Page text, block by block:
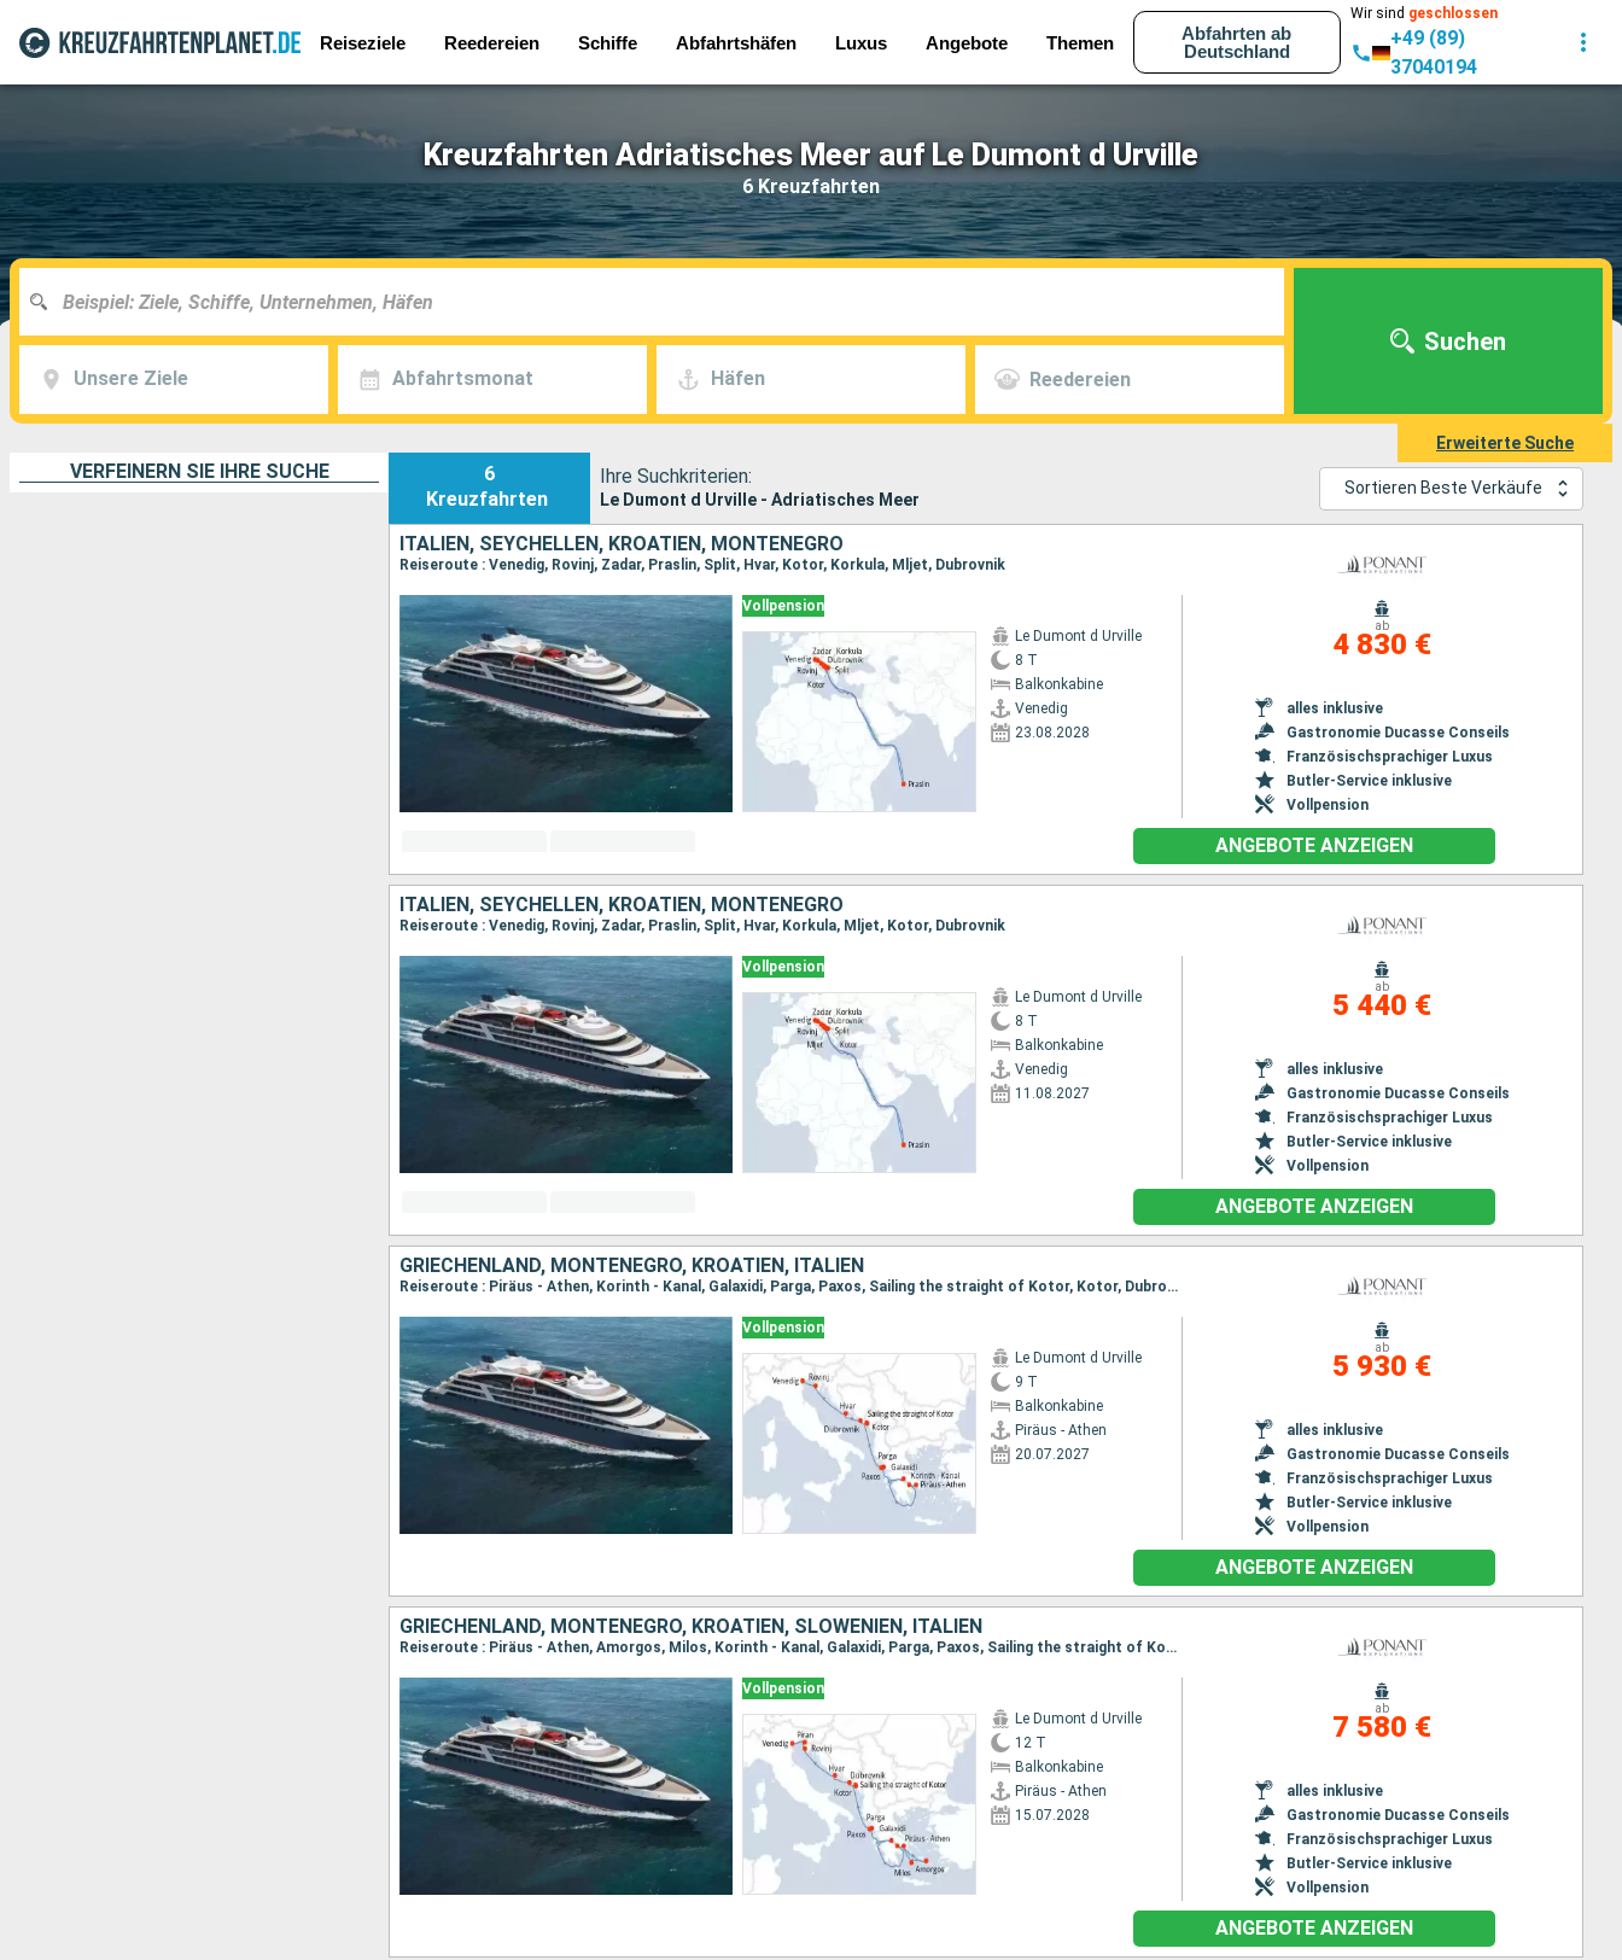
Reiseziele Reedereien Schiffe Abfahrtshäfen Luxus Angebote Themen
Abfahrten ab
Deutschland
Wir sind geschlossen
+49 (89)
37040194
Kreuzfahrten Adriatisches Meer auf Le Dumont d Urville
6 Kreuzfahrten
Unsere Ziele Abfahrtsmonat Häfen Reedereien
Suchen
Erweiterte Suche
VERFEINERN SIE IHRE SUCHE
6
Kreuzfahrten
Ihre Suchkriterien:
Le Dumont d Urville - Adriatisches Meer
Sortieren Beste Verkäufe
ITALIEN, SEYCHELLEN, KROATIEN, MONTENEGRO
Reiseroute : Venedig, Rovinj, Zadar, Praslin, Split, Hvar, Kotor, Korkula, Mljet, Dubrovnik
Vollpension
Le Dumont d Urville
8 T
Balkonkabine
Venedig
23.08.2028
ab
4 830 €
alles inklusive
Gastronomie Ducasse Conseils
Französischsprachiger Luxus
Butler-Service inklusive
Vollpension
ANGEBOTE ANZEIGEN
ITALIEN, SEYCHELLEN, KROATIEN, MONTENEGRO
Reiseroute : Venedig, Rovinj, Zadar, Praslin, Split, Hvar, Korkula, Mljet, Kotor, Dubrovnik
Vollpension
Le Dumont d Urville
8 T
Balkonkabine
Venedig
11.08.2027
ab
5 440 €
alles inklusive
Gastronomie Ducasse Conseils
Französischsprachiger Luxus
Butler-Service inklusive
Vollpension
ANGEBOTE ANZEIGEN
GRIECHENLAND, MONTENEGRO, KROATIEN, ITALIEN
Reiseroute : Piräus - Athen, Korinth - Kanal, Galaxidi, Parga, Paxos, Sailing the straight of Kotor, Kotor, Dubrovnik, Hvar, Rovinj, Venedig
Vollpension
Le Dumont d Urville
9 T
Balkonkabine
Piräus - Athen
20.07.2027
ab
5 930 €
alles inklusive
Gastronomie Ducasse Conseils
Französischsprachiger Luxus
Butler-Service inklusive
Vollpension
ANGEBOTE ANZEIGEN
GRIECHENLAND, MONTENEGRO, KROATIEN, SLOWENIEN, ITALIEN
Reiseroute : Piräus - Athen, Amorgos, Milos, Korinth - Kanal, Galaxidi, Parga, Paxos, Sailing the straight of Kotor, Kotor, Dubrovnik, Hvar, Rovinj, Piran, Venedig
Vollpension
Le Dumont d Urville
12 T
Balkonkabine
Piräus - Athen
15.07.2028
ab
7 580 €
alles inklusive
Gastronomie Ducasse Conseils
Französischsprachiger Luxus
Butler-Service inklusive
Vollpension
ANGEBOTE ANZEIGEN